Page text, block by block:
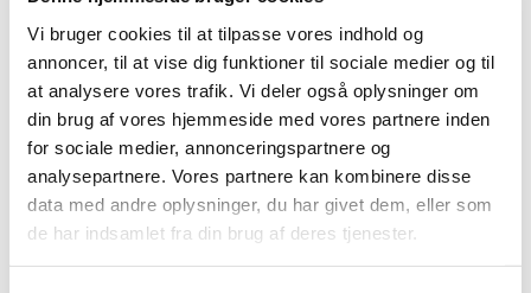
Vi bruger cookies til at tilpasse vores indhold og
annoncer, til at vise dig funktioner til sociale medier og til
at analysere vores trafik. Vi deler også oplysninger om
din brug af vores hjemmeside med vores partnere inden
for sociale medier, annonceringspartnere og
analysepartnere. Vores partnere kan kombinere disse
data med andre oplysninger, du har givet dem, eller som
de har indsamlet fra din brug af deres tjenester.
vil fortælle om kaffens dyrkning og hvordan farmere
verden over ikke bare producerer kaffebønner, men
også økosystemtjenester som vi alle kan drage
fordele af – bl.a. i forhold til klimaforandringer som i
dag er et centralt emne inden for bæredygtig kaffe. Du
får også et indblik i den nyeste forskning der skal
sørge for at vi fortsat kan drikke kaffe i et forandret
klima.